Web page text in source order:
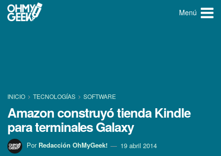
Menú
INICIO TECNOLOGÍ­AS SOFTWARE
Amazon construyó tienda Kindle
para terminales Galaxy
Por Redacción OhMyGeek! 19 abril 2014